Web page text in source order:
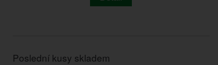
Poslední kusy skladem